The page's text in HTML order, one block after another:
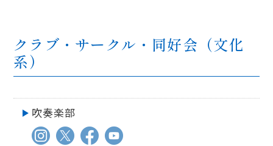
クラブ・サークル・同好会（文化
系）
吹奏楽部